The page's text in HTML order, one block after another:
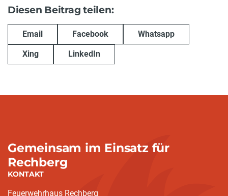
Diesen Beitrag teilen:
Email Facebook Whatsapp
Xing LinkedIn
Gemeinsam im Einsatz für
Rechberg
KONTAKT
Feuerwehrhaus Rechberg